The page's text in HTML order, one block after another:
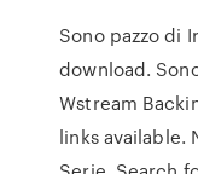
Sono pazzo di
download.
Wstream
links available.